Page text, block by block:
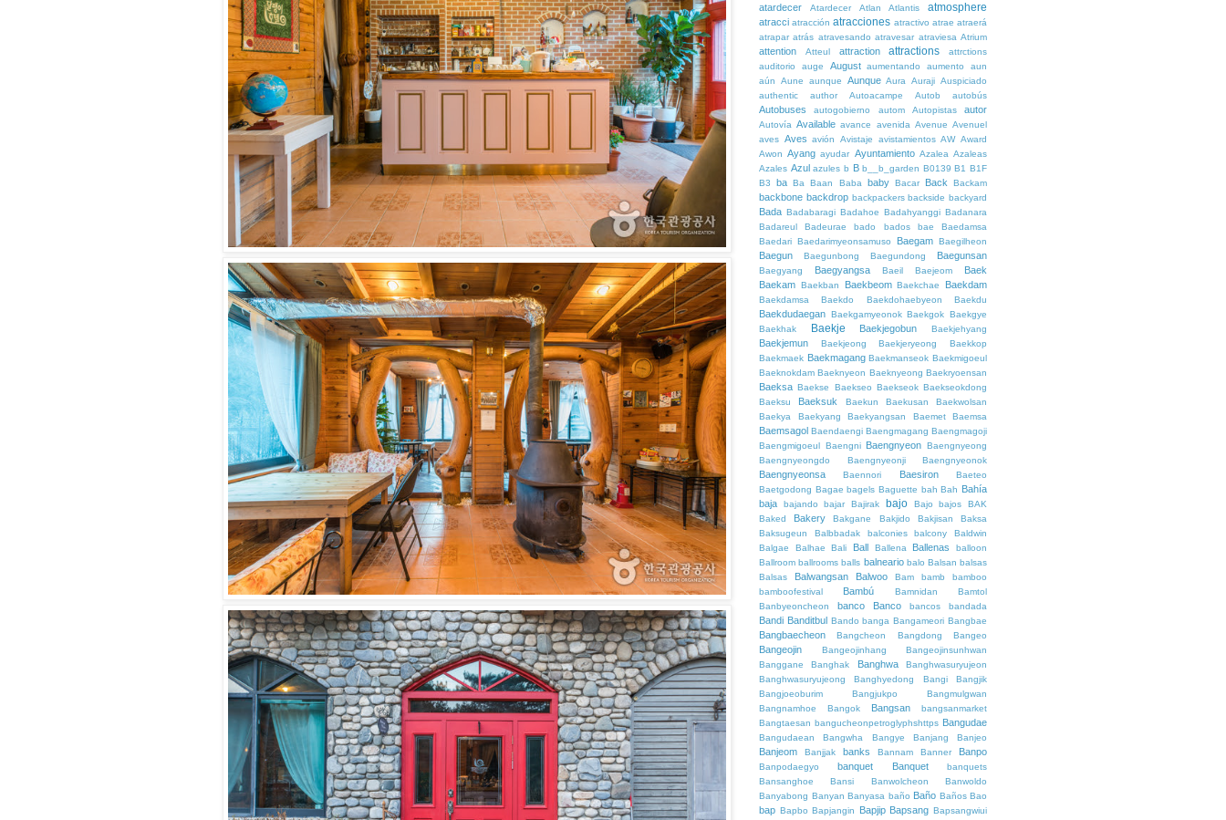
atardecer Atardecer Atlan Atlantis atmosphere
atracci atracción atracciones atractivo atrae atraerá
atrapar atrás atravesando atravesar atraviesa Atrium
attention Atteul attraction attractions
attrctions
auditorio
auge August aumentando aumento
aun
aún
Aune aunque Aunque Aura Auraji Auspiciado
authentic
author Autoacampe Autob autobús
Autobuses autogobierno autom Autopistas autor
Autovía Available avance avenida Avenue Avenuel
aves Aves avión Avistaje avistamientos AW Award
Awon Ayang ayudar Ayuntamiento Azalea Azaleas
Azales Azul azules b B b__b_garden B0139 B1 B1F
B3
ba Ba Baan Baba baby Bacar Back Backam
backbone backdrop backpackers backside backyard
Bada Badabaragi Badahoe Badahyanggi Badanara
Badareul
Badeurae bado bados bae
Baedamsa
Baedari Baedarimyeonsamuso Baegam Baegilheon
Baegun Baegunbong Baegundong Baegunsan
Baegyang Baegyangsa Baeil Baejeom
Baek
Baekam Baekban Baekbeom Baekchae Baekdam
Baekdamsa Baekdo Baekdohaebyeon Baekdu
Baekdudaegan Baekgamyeonok Baekgok Baekgye
Baekhak
Baekje Baekjegobun Baekjehyang
Baekjemun Baekjeong Baekjeryeong
Baekkop
Baekmaek Baekmagang Baekmanseok Baekmigoeul
Baeknokdam Baeknyeon Baeknyeong Baekryoensan
Baeksa Baekse Baekseo Baekseok Baekseokdong
Baeksu
Baeksuk Baekun Baekusan
Baekwolsan
Baekya
Baekyang Baekyangsan Baemet Baemsa
Baemsagol Baendaengi Baengmagang Baengmagoji
Baengmigoeul Baengni Baengnyeon Baengnyeong
Baengnyeongdo
Baengnyeonji Baengnyeonok
Baengnyeonsa Baennori Baesiron
Baeteo
Baetgodong Bagae bagels Baguette bah Bah Bahía
baja
bajando bajar Bajirak bajo Bajo bajos
BAK
Baked
Bakery Bakgane Bakjido Bakjisan
Baksa
Baksugeun
Balbbadak balconies balcony
Baldwin
Balgae
Balhae Bali Ball Ballena Ballenas
balloon
Ballroom ballrooms balls balneario balo Balsan balsas
Balsas
Balwangsan Balwoo Bam bamb
bamboo
bamboofestival
Bambú Bamnidan
Bamtol
Banbyeoncheon
banco Banco bancos bandada
Bandi Banditbul Bando banga Bangameori Bangbae
Bangbaecheon Bangcheon Bangdong Bangeo
Bangeojin Bangeojinhang
Bangeojinsunhwan
Banggane
Banghak Banghwa
Banghwasuryujeon
Banghwasuryujeong
Banghyedong Bangi
Bangjik
Bangjoeoburim
Bangjukpo
Bangmulgwan
Bangnamhoe
Bangok Bangsan
bangsanmarket
Bangtaesan bangucheonpetroglyphshttps Bangudae
Bangudaean Bangwha Bangye Banjang Banjeo
Banjeom Banjjak banks Bannam Banner Banpo
Banpodaegyo banquet Banquet
banquets
Bansanghoe
Bansi Banwolcheon
Banwoldo
Banyabong Banyan Banyasa baño Baño Baños Bao
bap Bapbo Bapjangin Bapjip Bapsang Bapsangwiui